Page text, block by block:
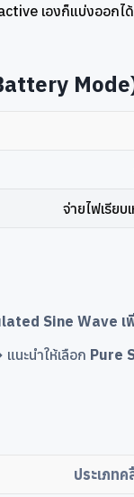
เองก็แบ่งออกไ
จ่ายไฟเรีย
Sine Wave เ
นะนำให้เลือก Pure
ประเภทค